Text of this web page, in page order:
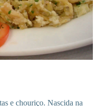
e chouriço. Nascida na